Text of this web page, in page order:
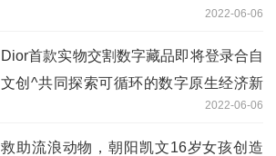
2022-06-06
Dior首款实物交割数字藏品即将登录合自
文创^共同探索可循环的数字原生经济新
2022-06-06
救助流浪动物，朝阳凯文16岁女孩创造